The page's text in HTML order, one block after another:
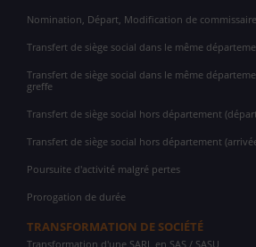
Nomination, Départ, Modification de
Transfert de siège social dans le même
Transfert de siège social dans le même
greffe
Transfert de siège social hors département
Transfert de siège social hors département
Poursuite d'activité malgré pertes
Prorogation de durée
TRANSFORMATION DE SOCIÉTÉ
Transformation d'une SARL en SAS / SASU